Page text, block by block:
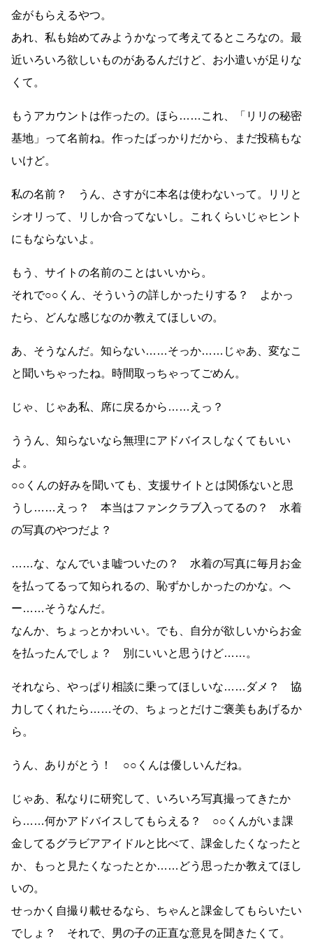
金がもらえるやつ。
あれ、私も始めてみようかなって考えてるところなの。最
近いろいろ欲しいものがあるんだけど、お小遣いが足りな
くて。
もうアカウントは作ったの。ほら……これ、「リリの秘密
基地」って名前ね。作ったばっかりだから、まだ投稿もな
いけど。
私の名前？ うん、さすがに本名は使わないって。リリと
シオリって、リしか合ってないし。これくらいじゃヒント
にもならないよ。
もう、サイトの名前のことはいいから。
それで○○くん、そういうの詳しかったりする？ よかっ
たら、どんな感じなのか教えてほしいの。
あ、そうなんだ。知らない……そっか……じゃあ、変なこ
と聞いちゃったね。時間取っちゃってごめん。
じゃ、じゃあ私、席に戻るから……えっ？
ううん、知らないなら無理にアドバイスしなくてもいい
よ。
○○くんの好みを聞いても、支援サイトとは関係ないと思
うし……えっ？ 本当はファンクラブ入ってるの？ 水着
の写真のやつだよ？
……な、なんでいま嘘ついたの？ 水着の写真に毎月お金
を払ってるって知られるの、恥ずかしかったのかな。へ
ー……そうなんだ。
なんか、ちょっとかわいい。でも、自分が欲しいからお金
を払ったんでしょ？ 別にいいと思うけど……。
それなら、やっぱり相談に乗ってほしいな……ダメ？ 協
力してくれたら……その、ちょっとだけご褒美もあげるか
ら。
うん、ありがとう！ ○○くんは優しいんだね。
じゃあ、私なりに研究して、いろいろ写真撮ってきたか
ら……何かアドバイスしてもらえる？ ○○くんがいま課
金してるグラビアアイドルと比べて、課金したくなったと
か、もっと見たくなったとか……どう思ったか教えてほし
いの。
せっかく自撮り載せるなら、ちゃんと課金してもらいたい
でしょ？ それで、男の子の正直な意見を聞きたくて。